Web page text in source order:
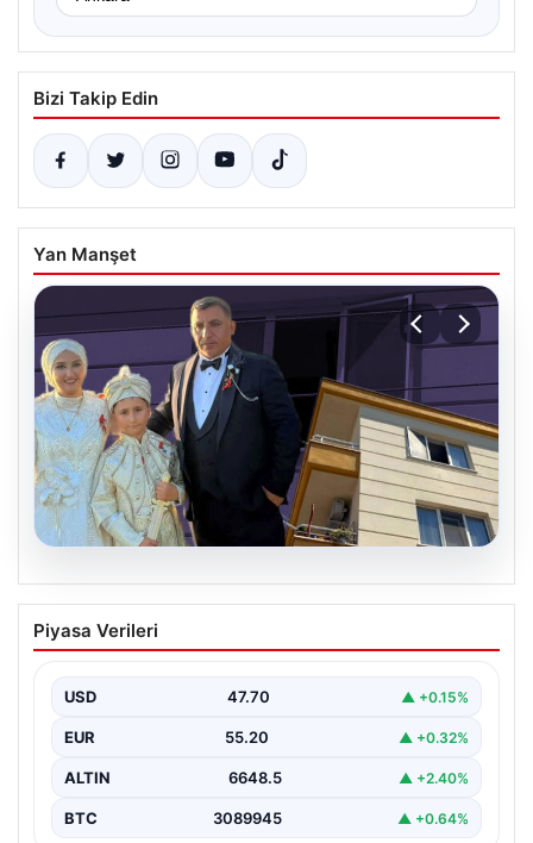
Bizi Takip Edin
Yan Manşet
06.08.2026
Çanakkale’de böcek ilaçlaması felakete
dönüştü. Yusuf öldü, annesi yoğun
Piyasa Verileri
USD 47.70 ▲ +0.15%
EUR 55.20 ▲ +0.32%
ALTIN 6648.5 ▲ +2.40%
BTC 3089945 ▲ +0.64%